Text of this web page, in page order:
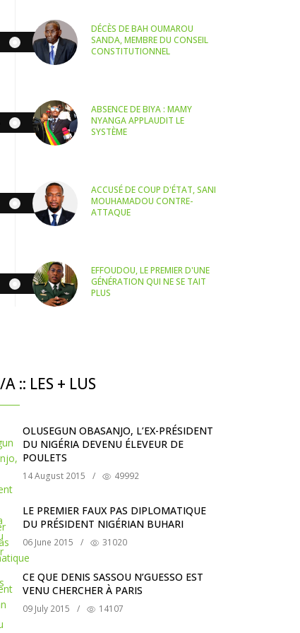
DÉCÈS DE BAH OUMAROU
SANDA, MEMBRE DU CONSEIL
CONSTITUTIONNEL
ABSENCE DE BIYA : MAMY
NYANGA APPLAUDIT LE
SYSTÈME
ACCUSÉ DE COUP D'ÉTAT, SANI
MOUHAMADOU CONTRE-
ATTAQUE
EFFOUDOU, LE PREMIER D'UNE
GÉNÉRATION QUI NE SE TAIT
PLUS
A :: LES + LUS
OLUSEGUN OBASANJO, L’EX-PRÉSIDENT
DU NIGÉRIA DEVENU ÉLEVEUR DE
POULETS
14 August 2015 / 49992
LE PREMIER FAUX PAS DIPLOMATIQUE
DU PRÉSIDENT NIGÉRIAN BUHARI
06 June 2015 / 31020
CE QUE DENIS SASSOU N’GUESSO EST
VENU CHERCHER À PARIS
09 July 2015 / 14107